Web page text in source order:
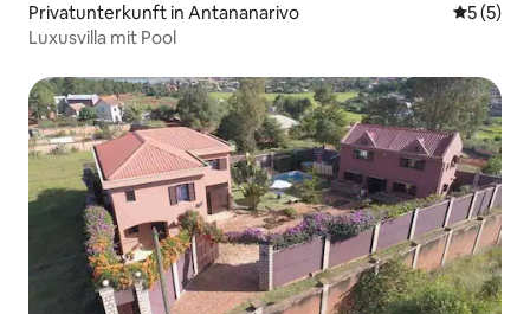
Privatunterkunft in Antananarivo
5 (5)
Luxusvilla mit Pool